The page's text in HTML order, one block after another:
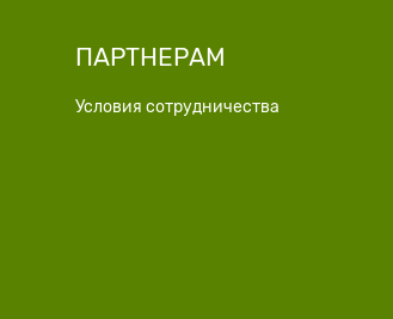
ПАРТНЕРАМ
Условия сотрудничества